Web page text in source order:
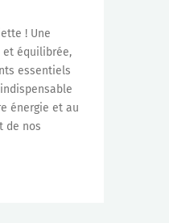
! Une
équilibrée,
essentiels
énergie et au
de nos